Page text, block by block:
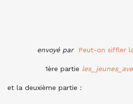
envoyé par Peut-on siffler
1ère partie
et la deuxième partie :